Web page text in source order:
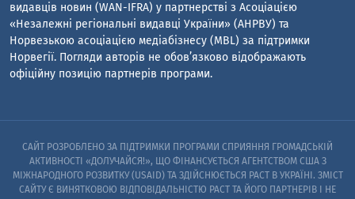
видавців новин (WAN-IFRA) у партнерстві з Асоціацією
«Незалежні регіональні видавці України» (АНРВУ) та
Норвезькою асоціацією медіабізнесу (MBL) за підтримки
Норвегії. Погляди авторів не обов’язково відображають
офіційну позицію партнерів програми.
САЙТ РОЗРОБЛЕНО ЗА ПІДТРИМКИ ПРОГРАМИ СПРИЯННЯ ГРОМАДСЬКІЙ
АКТИВНОСТІ «ДОЛУЧАЙСЯ!», ЩО ФІНАНСУЄТЬСЯ АГЕНТСТВОМ США З
МІЖНАРОДНОГО РОЗВИТКУ (USAID) ТА ЗДІЙСНЮЄТЬСЯ PACT В УКРАЇНІ. ЗМІСТ
САЙТУ Є ВИНЯТКОВОЮ ВІДПОВІДАЛЬНІСТЮ PACT ТА ЙОГО ПАРТНЕРІВ I НЕ